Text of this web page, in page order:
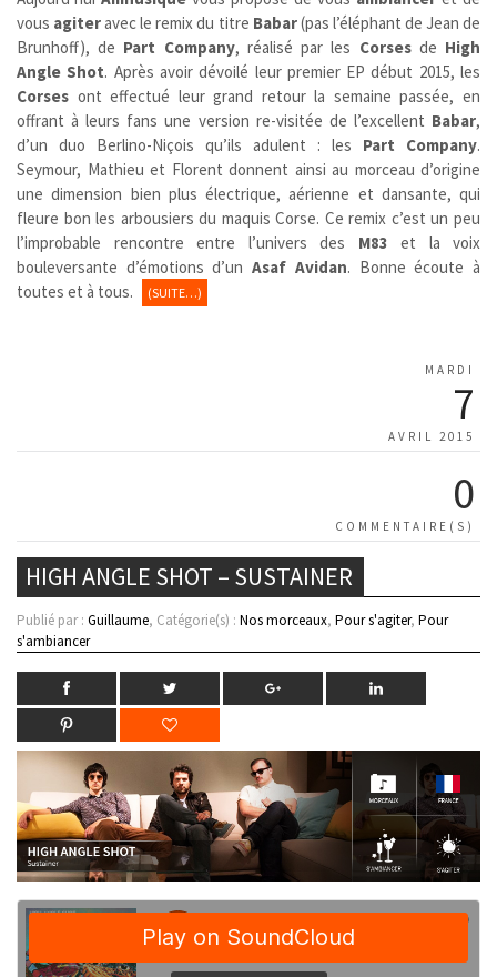
vous agiteravec le remix du titre Babar(pas l’éléphant de Jean de
Brunhoff), de Part Company, réalisé par les Corsesde High
Angle Shot. Après avoir dévoilé leur premier EP début 2015, les
Corses ont effectué leur grand retour la semaine passée, en
offrant à leurs fans une version re-visitée de l’excellent Babar,
d’un duo Berlino-Niçois qu’ils adulent : les Part Company.
Seymour, Mathieu et Florent donnent ainsi au morceau d’origine
une dimension bien plus électrique, aérienne et dansante, qui
fleure bon les arbousiers du maquis Corse. Ce remix c’est un peu
l’improbable rencontre entre l’univers des M83 et la voix
bouleversante d’émotions d’unAsaf Avidan. Bonne écoute à
toutes et à tous.
(SUITE…)
MARDI
7
AVRIL 2015
0
COMMENTAIRE(S)
HIGH ANGLE SHOT – SUSTAINER
Publié par : Guillaume, Catégorie(s) : Nos morceaux, Pour s'agiter, Pour
s'ambiancer